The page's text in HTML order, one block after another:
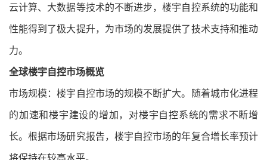
云计算、大数据等技术的不断进步，楼宇自控系统的功能和
性能得到了极大提升，为市场的发展提供了技术支持和推动
力。
全球楼宇自控市场概览
市场规模：楼宇自控市场的规模不断扩大。随着城市化进程
的加速和楼宇建设的增加，对楼宇自控系统的需求不断增
长。根据市场研究报告，楼宇自控市场的年复合增长率预计